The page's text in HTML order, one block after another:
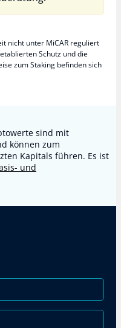
nicht unter MiCAR reguliert
Schutz und die
zum Staking befinden sich
sind mit
können zum
Kapitals führen. Es ist
und